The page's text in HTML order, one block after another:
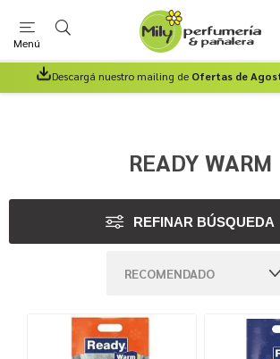
Menú
Descargá nuestro mailing de Ofertas de
READY WARM
REFINAR BÚSQUEDA